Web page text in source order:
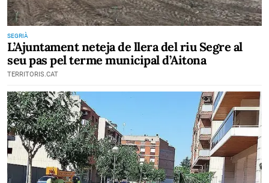
SEGRIÀ
L’Ajuntament neteja de llera del riu Segre al
seu pas pel terme municipal d’Aitona
TERRITORIS.CAT